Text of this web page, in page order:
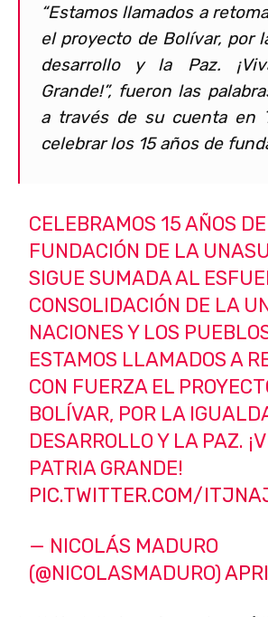
“Estamos llamados a
el proyecto de Bolívar, por
desarrollo y la Paz.
Grande!”, fueron las
a través de su cuenta en
celebrar los 15 años de
CELEBRAMOS 15 AÑOS
FUNDACIÓN DE LA
SIGUE SUMADA AL
CONSOLIDACIÓN DE LA
NACIONES Y LOS
ESTAMOS LLAMADOS A
CON FUERZA EL
BOLÍVAR, POR LA
DESARROLLO Y LA PAZ.
PATRIA GRANDE!
PIC.TWITTER.COM/
— NICOLÁS MADURO
(@NICOLASMADURO)